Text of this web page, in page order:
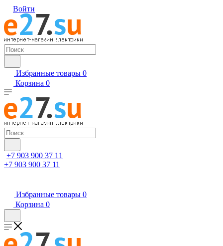
Войти
Избранные товары 0
Корзина 0
+7 903 900 37 11
+7 903 900 37 11
Избранные товары 0
Корзина 0